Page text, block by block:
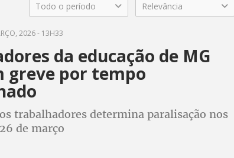
Todo o período Relevância
2026 - 13H33
da educação de MG
greve por tempo
trabalhadores determina paralisação nos
de março